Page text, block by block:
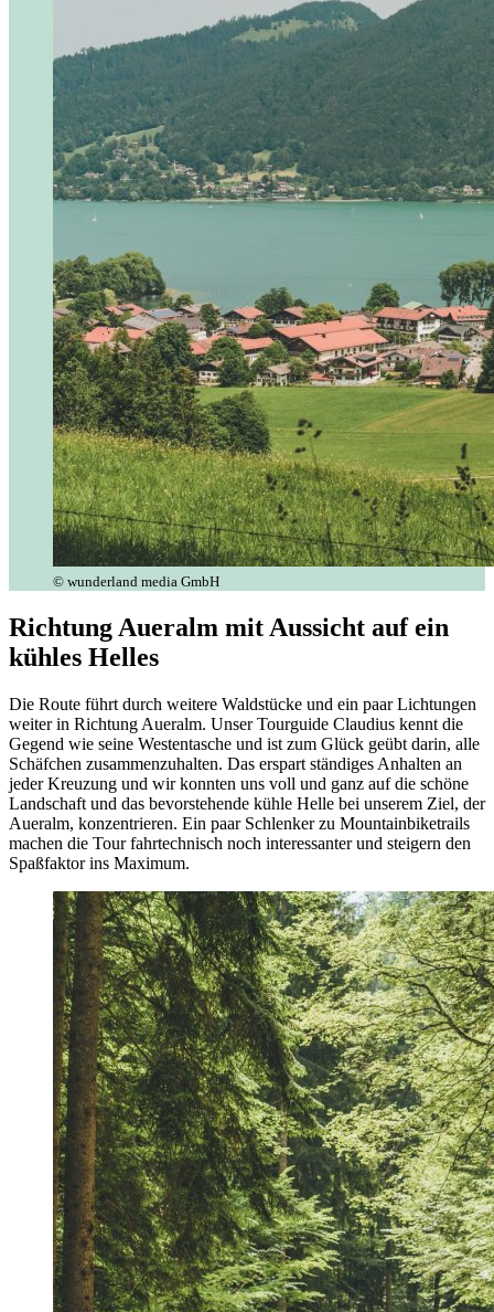
© wunderland media GmbH
Richtung Aueralm mit Aussicht auf ein
kühles Helles
Die Route führt durch weitere Waldstücke und ein paar Lichtungen
weiter in Richtung Aueralm. Unser Tourguide Claudius kennt die
Gegend wie seine Westentasche und ist zum Glück geübt darin, alle
Schäfchen zusammenzuhalten. Das erspart ständiges Anhalten an
jeder Kreuzung und wir konnten uns voll und ganz auf die schöne
Landschaft und das bevorstehende kühle Helle bei unserem Ziel, der
Aueralm, konzentrieren. Ein paar Schlenker zu Mountainbiketrails
machen die Tour fahrtechnisch noch interessanter und steigern den
Spaßfaktor ins Maximum.